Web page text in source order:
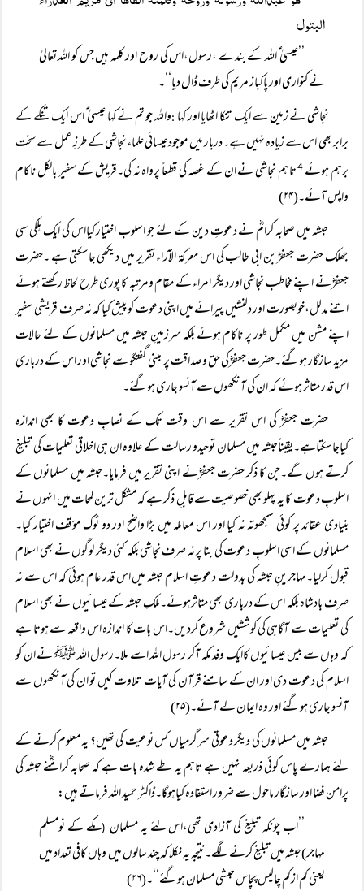
البتول
’’عیسیٰ ؑ اللہ کے بندے ،رسول،اس کی روح اور کلمہ ہیں جس کو اللہ تعالیٰ
نے کنواری اور پاکباز مریم کی طرف ڈال دیا‘‘۔
نجاشی نے زمین سے ایک تنکا اٹھایا اور کہا :واللہ جو تم نے کہا عیسیٰ ؑ اس ایک تنکے کے
برابر بھی اس سے زیادہ نہیں ہے۔دربار میں موجود عیسائی علماء نجاشی کے طرزِ عمل سے سخت
برہم ہوئے 4تاہم نجاشی نے ان کے غصہ کی قطعاً پرواہ نہ کی۔قریش کے سفیر بالکل ناکام
واپس آئے۔(۲۴)
حبشہ میں صحابہ کرامؓ نے دعوتِ دین کے لئے جو اسلوب اختیار کیااس کی ایک ہلکی سی
جھلک حضرت جعفرؓ بن ابی طالب کی اس معرکۃ الآراء تقریر میں دیکھی جاسکتی ہے ۔حضرت
جعفرؓنے اپنے مخاطب نجاشی اور دیگر امراء کے مقام ومرتبہ کا پوری طرح لحاظ رکھتے ہوئے
اتنے مدلل،خوبصورت اور دلنشیں پیرائے میں اپنی دعوت کو پیش کیا کہ نہ صرف قریشی سفیر
اپنے مشن میں مکمل طور پر ناکام ہوئے بلکہ سرزمینِ حبشہ میں مسلمانوں کے لئے حالات
مزید سازگار ہوگئے۔حضرت جعفرؓکی حق وصداقت پر مبنی گفتگو سے نجاشی اور اس کے درباری
اس قدر متاثر ہوئے کہ ان کی آنکھوں سے آنسو جاری ہوگئے۔
حضرت جعفرؓ کی اس تقریر سے اس وقت تک کے نصابِ دعوت کا بھی اندازہ
کیاجاسکتاہے۔یقیناًحبشہ میں مسلمان توحیدو رسالت کے علاوہ ان ہی اخلاقی تعلیمات کی تبلیغ
کرتے ہوں گے۔جن کا ذکر حضرت جعفرؓنے اپنی تقریر میں فرمایا۔حبشہ میں مسلمانوں کے
اسلوبِ دعوت کا یہ پہلو بھی خصوصیت سے قابلِ ذکر ہے کہ مشکل ترین لمحات میں انہوں نے
بنیادی عقائد پر کوئی سمجھوتہ نہ کیا اور اس معاملہ میں بڑا واضح اور دو ٹوک مؤقف اختیار کیا۔
مسلمانوں کے اسی اسلوبِ دعوت کی بنا پر نہ صرف نجاشی بلکہ کئی دیگر لوگوں نے بھی اسلام
قبول کرلیا۔مہاجرینِ حبشہ کی بدولت دعوتِ اسلام حبشہ میں اس قدر عام ہوئی کہ اس سے نہ
صرف بادشاہ بلکہ اس کے درباری بھی متاثرہوئے۔ملکِ حبشہ کے عیسائیوں نے بھی اسلام
کی تعلیمات سے آگاہی کی کوششیں شروع کردیں۔اس بات کا اندازہ اس واقعہ سے ہوتا ہے
کہ وہاں سے بیس عیسائیوں کاایک وفد مکہ آکر رسول اللہ اسے ملا۔رسول اللہ ﷺ نے ان کو
اسلام کی دعوت دی اور ان کے سامنے قرآن کی آیات تلاوت کیں تو ان کی آنکھوں سے
آنسو جاری ہوگئے اور وہ ایمان لے آئے۔(۲۵)
حبشہ میں مسلمانوں کی دیگر دعوتی سرگرمیاں کس نوعیت کی تھیں؟ یہ معلوم کرنے کے
لئے ہمارے پاس کوئی ذریعہ نہیں ہے تاہم یہ طے شدہ بات ہے کہ صحابہ کرامؓنے حبشہ کی
پرامن فضا اور سازگار ماحول سے ضرور استفادہ کیاہوگا۔ڈاکٹر حمید اللہ فرماتے ہیں:
’’اب چونکہ تبلیغ کی آزادی تھی،اس لئے یہ مسلمان (مکے کے نومسلم
مہاجر)حبشہ میں تبلیغ کرنے لگے۔نتیجہ یہ نکلا کہ چند سالوں میں وہاں کافی تعداد میں
یعنی کم ازکم چالیس پچاس حبشی مسلمان ہوگئے‘‘۔(۲۶)